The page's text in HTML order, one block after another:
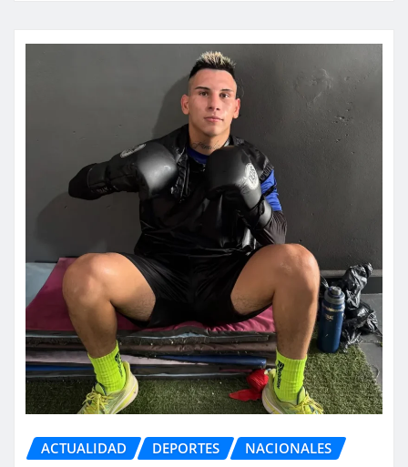
ACTUALIDAD DEPORTES NACIONALES